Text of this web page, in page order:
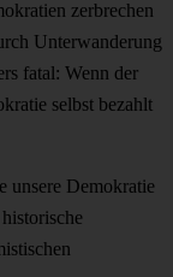
zerbrechen
Unterwanderung
fatal: Wenn der
selbst bezahlt
unsere Demokratie